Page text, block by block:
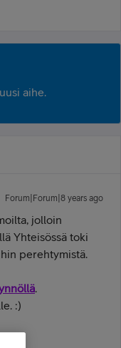
aihe.
Forum|Forum|8 years ago
jolloin
Yhteisössä toki
perehtymistä.
.
:)